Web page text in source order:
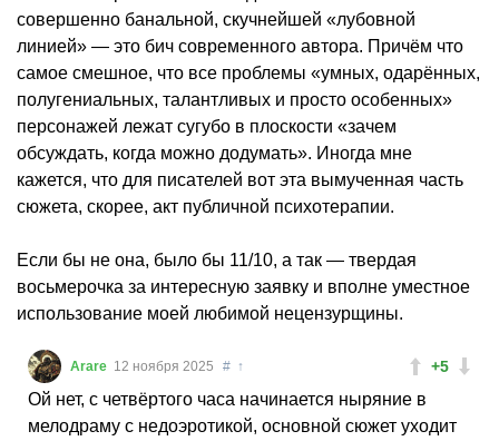
совершенно банальной, скучнейшей «лубовной
линией» — это бич современного автора. Причём что
самое смешное, что все проблемы «умных, одарённых,
полугениальных, талантливых и просто особенных»
персонажей лежат сугубо в плоскости «зачем
обсуждать, когда можно додумать». Иногда мне
кажется, что для писателей вот эта вымученная часть
сюжета, скорее, акт публичной психотерапии.
Если бы не она, было бы 11/10, а так — твердая
восьмерочка за интересную заявку и вполне уместное
использование моей любимой нецензурщины.
+5
Arare 12 ноября 2025 # ↑
Ой нет, с четвёртого часа начинается ныряние в
мелодраму с недоэротикой, основной сюжет уходит